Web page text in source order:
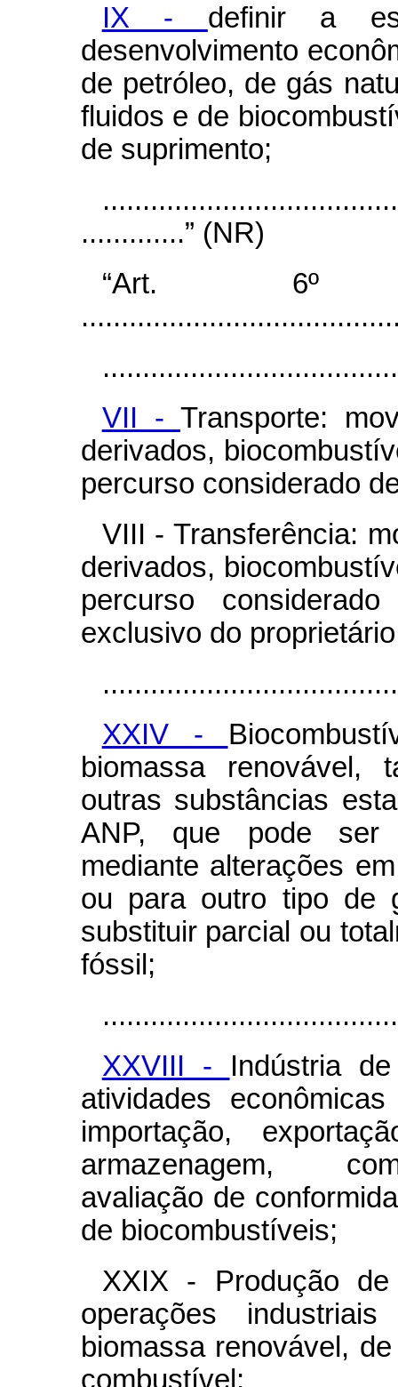
IX - definir a
desenvolvimento
de petróleo, de gás
fluidos e de
de suprimento;
.............” (NR)
“Art. 6º
VII - Transporte:
derivados,
percurso considerado
VIII - Transferência:
derivados,
percurso
exclusivo do
XXIV -
biomassa renovável,
outras substâncias
ANP, que pode ser
mediante alterações
ou para outro tipo de
substituir parcial ou
fóssil;
XXVIII - Indústria
atividades
importação,
armazenagem,
avaliação de
de biocombustíveis;
XXIX - Produção de
operações
biomassa renovável,
combustível;